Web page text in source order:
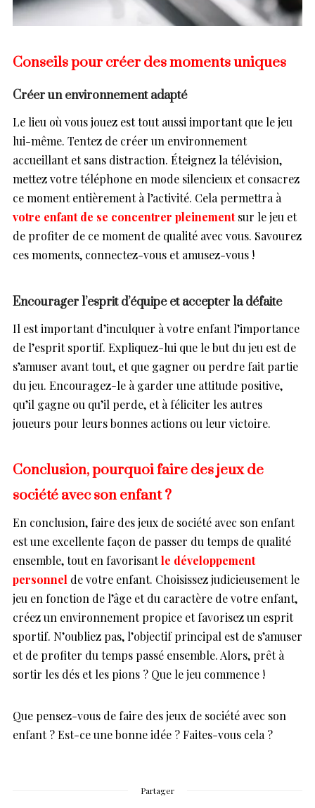
Conseils pour créer des moments uniques
Créer un environnement adapté
Le lieu où vous jouez est tout aussi important que le jeu
lui-même. Tentez de créer un environnement
accueillant et sans distraction. Éteignez la télévision,
mettez votre téléphone en mode silencieux et consacrez
ce moment entièrement à l’activité. Cela permettra à
votre enfant de se concentrer pleinementsur le jeu et
de profiter de ce moment de qualité avec vous. Savourez
ces moments, connectez-vous et amusez-vous !
Encourager l’esprit d’équipe et accepter la défaite
Il est important d’inculquer à votre enfant l’importance
de l’esprit sportif. Expliquez-lui que le but du jeu est de
s’amuser avant tout, et que gagner ou perdre fait partie
du jeu. Encouragez-le à garder une attitude positive,
qu’il gagne ou qu’il perde, et à féliciter les autres
joueurs pour leurs bonnes actions ou leur victoire.
Conclusion, pourquoi faire des jeux de
société avec son enfant ?
En conclusion, faire des jeux de société avec son enfant
est une excellente façon de passer du temps de qualité
ensemble, tout en favorisantle développement
personnel de votre enfant. Choisissez judicieusement le
jeu en fonction de l’âge et du caractère de votre enfant,
créez un environnement propice et favorisez un esprit
sportif. N’oubliez pas, l’objectif principal est de s’amuser
et de profiter du temps passé ensemble. Alors, prêt à
sortir les dés et les pions ? Que le jeu commence !
Que pensez-vous de faire des jeux de société avec son
enfant ? Est-ce une bonne idée ? Faites-vous cela ?
Partager